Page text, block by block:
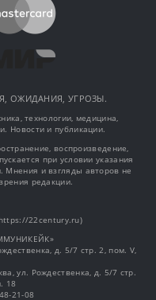
ОЖИДАНИЯ, УГРОЗЫ.
технологии, медицина,
Новости и публикации.
воспроизведение,
при условии указания
Мнения и взгляды авторов не
редакции.
https://22century.ru)
д. 5/7 стр. 2, пом. V,
ул. Рождественка, д. 5/7 стр.
18
21-08